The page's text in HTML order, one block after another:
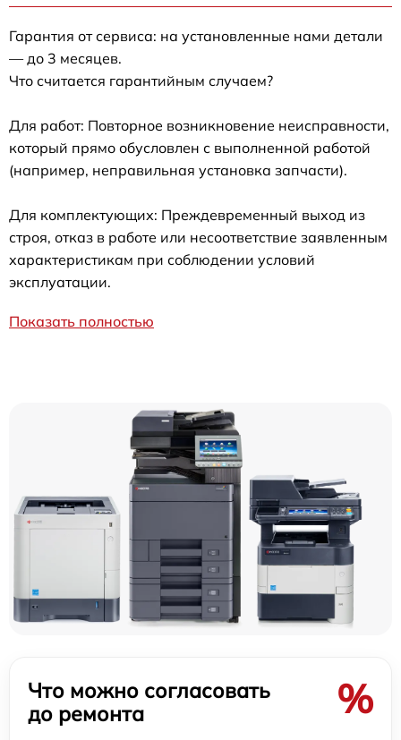
Гарантия от сервиса: на установленные нами детали
— до 3 месяцев.
Что считается гарантийным случаем?
Для работ: Повторное возникновение неисправности,
который прямо обусловлен с выполненной работой
(например, неправильная установка запчасти).
Для комплектующих: Преждевременный выход из
строя, отказ в работе или несоответствие заявленным
характеристикам при соблюдении условий
эксплуатации.
Показать полностью
Что можно согласовать
до ремонта
%